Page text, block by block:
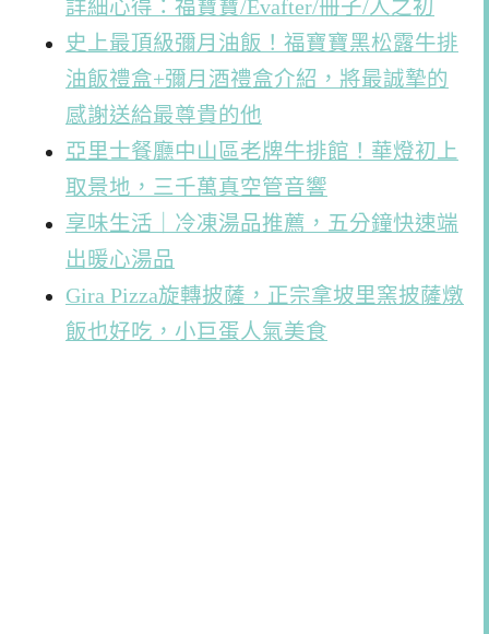
詳細心得：福寶寶/Evafter/冊子/人之初
史上最頂級彌月油飯！福寶寶黑松露牛排
油飯禮盒+彌月酒禮盒介紹，將最誠摯的
感謝送給最尊貴的他
亞里士餐廳中山區老牌牛排館！華燈初上
取景地，三千萬真空管音響
享味生活｜冷凍湯品推薦，五分鐘快速端
出暖心湯品
Gira Pizza旋轉披薩，正宗拿坡里窯披薩燉
飯也好吃，小巨蛋人氣美食